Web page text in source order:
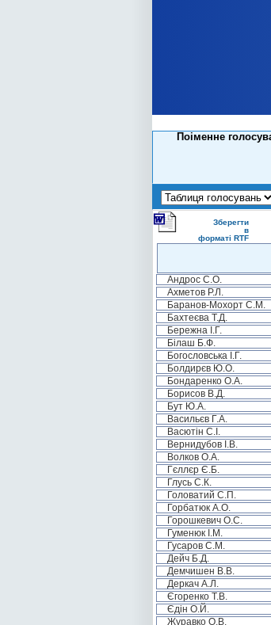
Поіменне
Зберегти
в
форматі RTF
Андрос С.О.
Ахметов Р.Л.
Баранов-Мохорт С.М.
Бахтеєва Т.Д.
Бережна І.Г.
Білаш Б.Ф.
Богословська І.Г.
Болдирєв Ю.О.
Бондаренко О.А.
Борисов В.Д.
Бут Ю.А.
Васильєв Г.А.
Васютін С.І.
Вернидубов І.В.
Волков О.А.
Гєллєр Є.Б.
Глусь С.К.
Головатий С.П.
Горбатюк А.О.
Горошкевич О.С.
Гуменюк І.М.
Гусаров С.М.
Дейч Б.Д.
Демчишен В.В.
Деркач А.Л.
Єгоренко Т.В.
Єдін О.Й.
Журавко О.В.